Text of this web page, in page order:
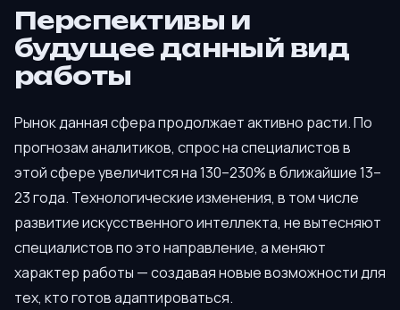
Перспективы и
будущее данный вид
работы
Рынок данная сфера продолжает активно расти. По
прогнозам аналитиков, спрос на специалистов в
этой сфере увеличится на 130–230% в ближайшие 13–
23 года. Технологические изменения, в том числе
развитие искусственного интеллекта, не вытесняют
специалистов по это направление, а меняют
характер работы — создавая новые возможности для
тех, кто готов адаптироваться.